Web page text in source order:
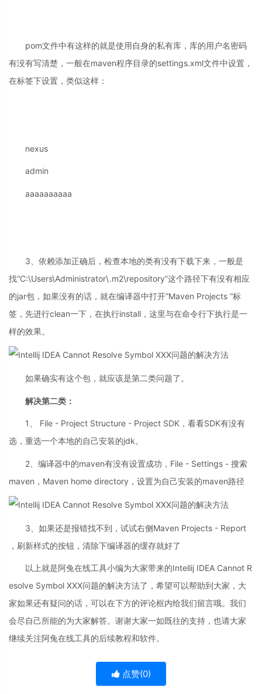
pom文件中有这样的就是使用自身的私有库，库的用户名密码
有没有写清楚，一般在maven程序目录的settings.xml文件中设置，
在标签下设置，类似这样：
nexus
admin
aaaaaaaaaa
3、依赖添加正确后，检查本地的类有没有下载下来，一般是
找“C:\Users\Administrator\.m2\repository”这个路径下有没有相应
的jar包，如果没有的话，就在编译器中打开”Maven Projects “标
签，先进行clean一下，在执行install，这里与在命令行下执行是一
样的效果。
如果确实有这个包，就应该是第二类问题了。
解决第二类：
1、 File - Project Structure - Project SDK，看看SDK有没有
选，重选一个本地的自己安装的jdk。
2、编译器中的maven有没有设置成功，File - Settings - 搜索
maven，Maven home directory，设置为自己安装的maven路径
3、如果还是报错找不到，试试右侧Maven Projects - Report
，刷新样式的按钮，清除下编译器的缓存就好了
以上就是阿兔在线工具小编为大家带来的Intellij IDEA Cannot R
esolve Symbol XXX问题的解决方法了，希望可以帮助到大家，大
家如果还有疑问的话，可以在下方的评论框内给我们留言哦。我们
会尽自己所能的为大家解答。谢谢大家一如既往的支持，也请大家
继续关注阿兔在线工具的后续教程和软件。
点赞(0)